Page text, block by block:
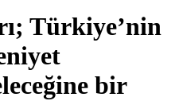
Türkiye’nin
bir